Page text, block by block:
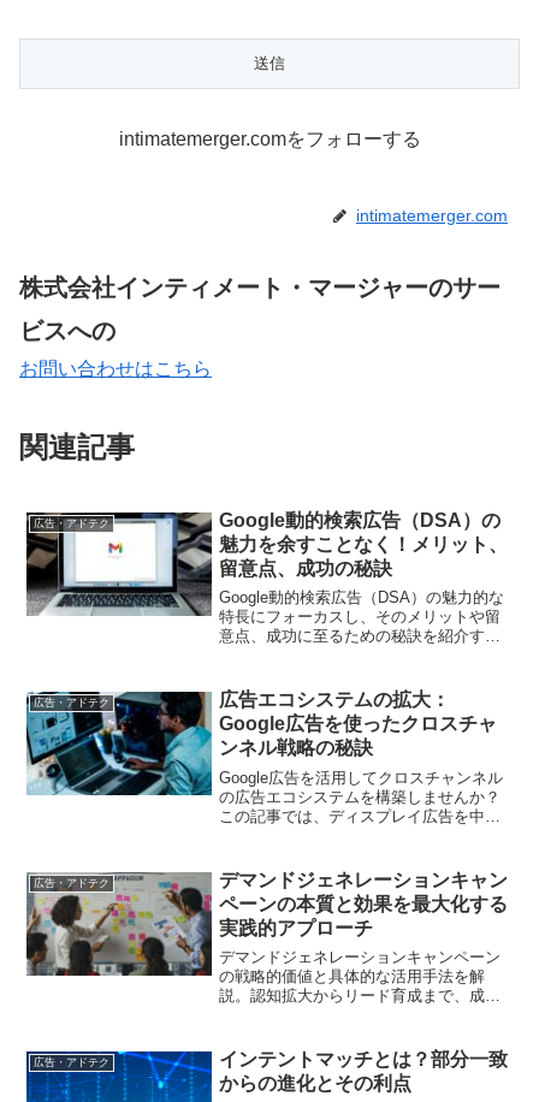
intimatemerger.comをフォローする
intimatemerger.com
株式会社インティメート・マージャーのサー
ビスへの
お問い合わせはこちら
関連記事
広告・アドテク
Google動的検索広告（DSA）の
魅力を余すことなく！メリット、
留意点、成功の秘訣
Google動的検索広告（DSA）の魅力的な
特長にフォーカスし、そのメリットや留
意点、成功に至るための秘訣を紹介する
の戦略や注意点を丁寧に解説していま
す。
広告・アドテク
広告エコシステムの拡大：
Google広告を使ったクロスチャ
ンネル戦略の秘訣
Google広告を活用してクロスチャンネル
の広告エコシステムを構築しませんか？
この記事では、ディスプレイ広告を中心
解説します。
広告・アドテク
デマンドジェネレーションキャン
ペーンの本質と効果を最大化する
実践的アプローチ
デマンドジェネレーションキャンペーン
の戦略的価値と具体的な活用手法を解
説。認知拡大からリード育成まで、成果
広告・アドテク
インテントマッチとは？部分一致
からの進化とその利点